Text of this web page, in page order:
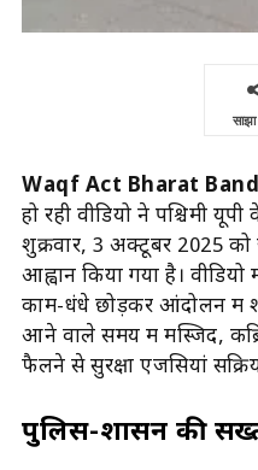
Waqf Act Bharat
हो रही वीडियो ने पश्चिमी
शुक्रवार, 3 अक्टूबर 2025
आह्वान किया गया है।
काम-धंधे छोड़कर आंदोलन में
आने वाले समय में मस्जिद,
फैलने से सुरक्षा एजेंसियां
पुलिस-प्रशासन की